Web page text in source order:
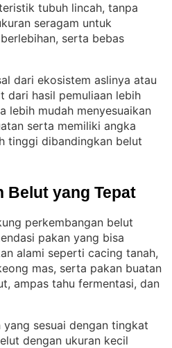
tubuh lincah, tanpa
seragam untuk
serta bebas
dari ekosistem aslinya atau
dari hasil pemuliaan lebih
lebih mudah menyesuaikan
serta memiliki angka
tinggi dibandingkan belut
Belut yang Tepat
perkembangan belut
pakan yang bisa
alami seperti cacing tanah,
mas, serta pakan buatan
ampas tahu fermentasi, dan
sesuai dengan tingkat
dengan ukuran kecil